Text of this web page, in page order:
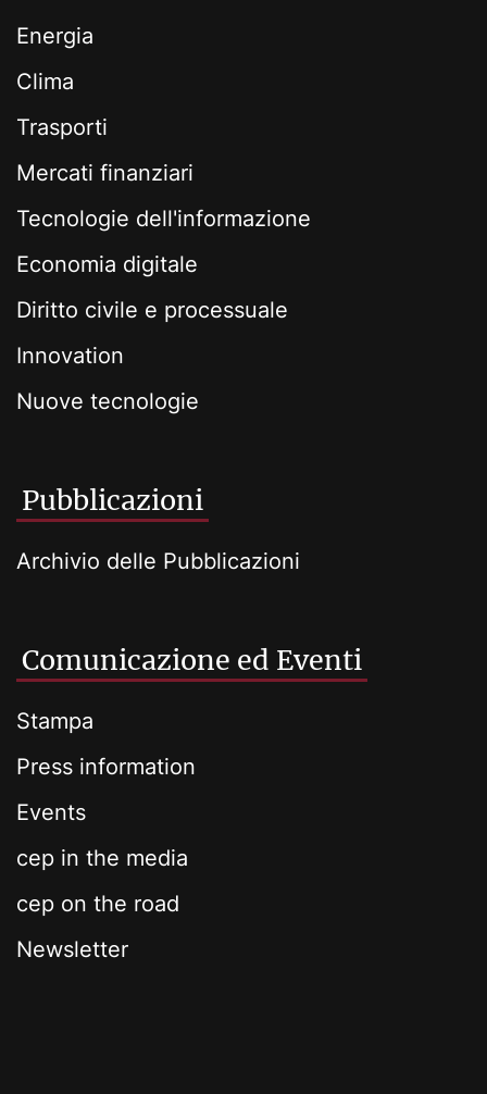
Energia
Clima
Trasporti
Mercati finanziari
Tecnologie dell'informazione
Economia digitale
Diritto civile e processuale
Innovation
Nuove tecnologie
Pubblicazioni
Archivio delle Pubblicazioni
Comunicazione ed Eventi
Stampa
Press information
Events
cep in the media
cep on the road
Newsletter